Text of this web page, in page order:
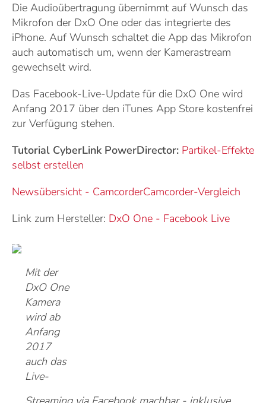
Die Audioübertragung übernimmt auf Wunsch das
Mikrofon der DxO One oder das integrierte des
iPhone. Auf Wunsch schaltet die App das Mikrofon
auch automatisch um, wenn der Kamerastream
gewechselt wird.
Das Facebook-Live-Update für die DxO One wird
Anfang 2017 über den iTunes App Store kostenfrei
zur Verfügung stehen.
Tutorial CyberLink PowerDirector: Partikel-Effekte
selbst erstellen
Newsübersicht - CamcorderCamcorder-Vergleich
Link zum Hersteller: DxO One - Facebook Live
Mit der
DxO One
Kamera
wird ab
Anfang
2017
auch das
Live-